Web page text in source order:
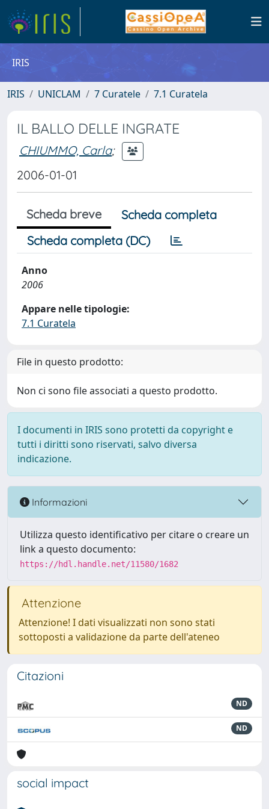
IRIS
IRIS UNICLAM 7 Curatele 7.1 Curatela
IL BALLO DELLE INGRATE
CHIUMMO, Carla;
2006-01-01
Scheda breve
Scheda completa
Scheda completa (DC)
Anno
2006
Appare nelle tipologie:
7.1 Curatela
File in questo prodotto:
Non ci sono file associati a questo prodotto.
I documenti in IRIS sono protetti da copyright e
tutti i diritti sono riservati, salvo diversa
indicazione.
Informazioni
Utilizza questo identificativo per citare o creare un
link a questo documento:
https://hdl.handle.net/11580/1682
Attenzione
Attenzione! I dati visualizzati non sono stati
sottoposti a validazione da parte dell'ateneo
Citazioni
ND
ND
social impact